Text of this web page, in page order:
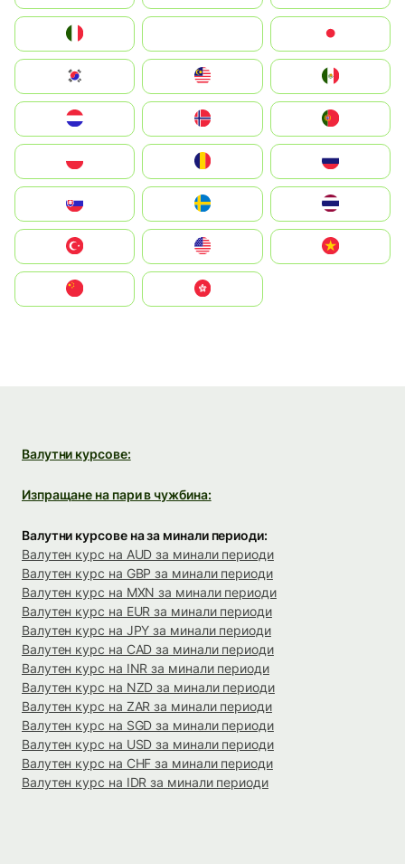
South Korea
United States
中國香港特別行政區
Валутни курсове:
Изпращане на пари в чужбина:
Валутни курсове на за минали периоди:
Валутен курс на AUD за минали периоди
Валутен курс на GBP за минали периоди
Валутен курс на MXN за минали периоди
Валутен курс на EUR за минали периоди
Валутен курс на JPY за минали периоди
Валутен курс на CAD за минали периоди
Валутен курс на INR за минали периоди
Валутен курс на NZD за минали периоди
Валутен курс на ZAR за минали периоди
Валутен курс на SGD за минали периоди
Валутен курс на USD за минали периоди
Валутен курс на CHF за минали периоди
Валутен курс на IDR за минали периоди